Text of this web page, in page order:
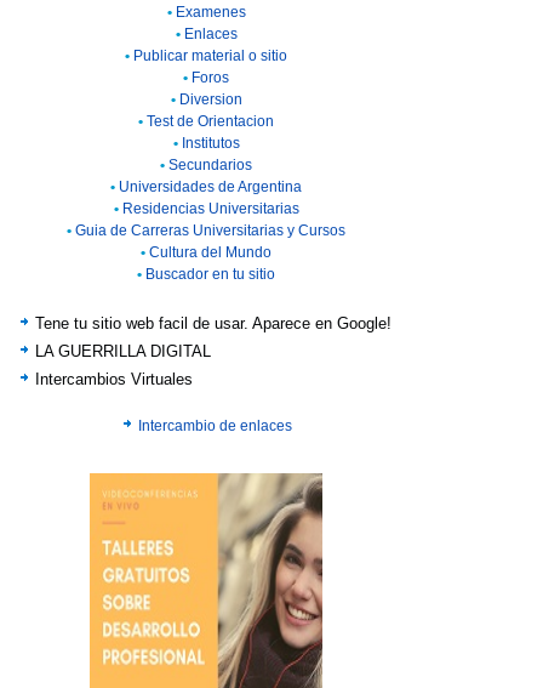
• Examenes
• Enlaces
• Publicar material o sitio
• Foros
• Diversion
• Test de Orientacion
• Institutos
• Secundarios
• Universidades de Argentina
• Residencias Universitarias
• Guia de Carreras Universitarias y Cursos
• Cultura del Mundo
• Buscador en tu sitio
Tene tu sitio web facil de usar. Aparece en Google!
LA GUERRILLA DIGITAL
Intercambios Virtuales
Intercambio de enlaces